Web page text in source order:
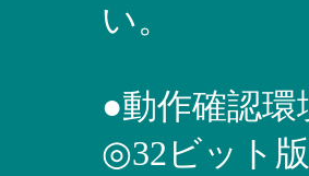
い。
●動作確認環
◎32ビット